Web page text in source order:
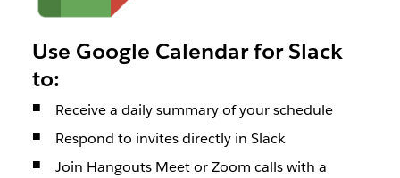
Use Google Calendar for Slack
to:
Receive a daily summary of your schedule
Respond to invites directly in Slack
Join Hangouts Meet or Zoom calls with a